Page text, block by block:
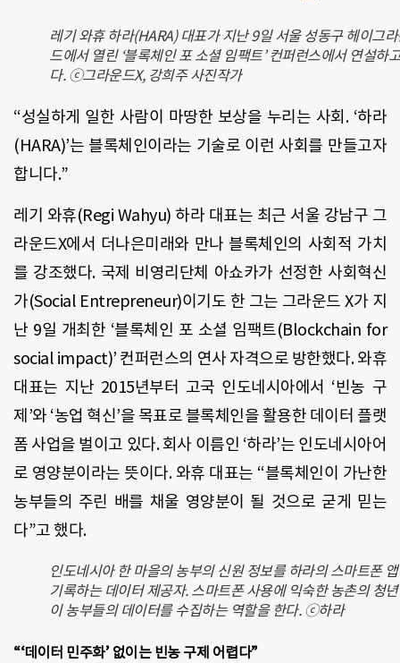
레기 와휴 하라(HARA) 대표가 지난 9일 서울 성동구 헤이그
드에서 열린 ‘블록체인 포 소셜 임팩트’ 컨퍼런스에서 연설하
다. ⓒ그라운드X, 강희주 사진작가
“성실하게 일한 사람이 마땅한 보상을 누리는 사회. ‘하라
(HARA)’는 블록체인이라는 기술로 이런 사회를 만들고자
합니다.”
레기 와휴(Regi Wahyu) 하라 대표는 최근 서울 강남구 그
라운드X에서 더나은미래와 만나 블록체인의 사회적 가치
를 강조했다. 국제 비영리단체 아쇼카가 선정한 사회혁신
가(Social Entrepreneur)이기도 한 그는 그라운드 X가 지
난 9일 개최한 ‘블록체인 포 소셜 임팩트(Blockchain for
social impact)’ 컨퍼런스의 연사 자격으로 방한했다. 와휴
대표는 지난 2015년부터 고국 인도네시아에서 ‘빈농 구
제’와 ‘농업 혁신’을 목표로 블록체인을 활용한 데이터 플랫
폼 사업을 벌이고 있다. 회사 이름인 ‘하라’는 인도네시아어
로 영양분이라는 뜻이다. 와휴 대표는 “블록체인이 가난한
농부들의 주린 배를 채울 영양분이 될 것으로 굳게 믿는
다”고 했다.
인도네시아 한 마을의 농부의 신원 정보를 하라의 스마트폰
기록하는 데이터 제공자. 스마트폰 사용에 익숙한 농촌의 청
이 농부들의 데이터를 수집하는 역할을 한다. ⓒ하라
“‘데이터 민주화’ 없이는 빈농 구제 어렵다”